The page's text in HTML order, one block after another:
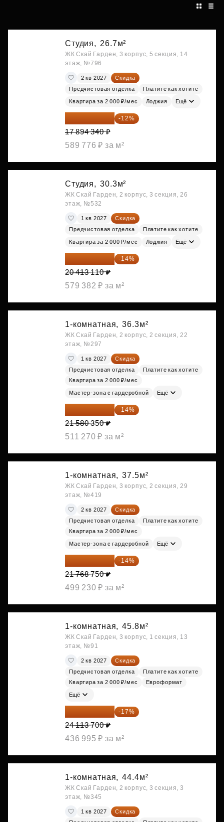
Студия, 26.7м²
ЖК Скай Гарден, 3 корпус, 5 секция, 14
этаж, №796
2 кв 2027
Скидка
Предчистовая отделка
Платите как хотите
Квартира за 2 000 ₽/мес Лоджия Ещё
15 747 019 ₽ -12%
17 894 340 ₽
589 776 ₽ за м²
Студия, 30.3м²
ЖК Скай Гарден, 2 корпус, 3 секция, 26
этаж, №532
1 кв 2027
Скидка
Предчистовая отделка
Платите как хотите
Квартира за 2 000 ₽/мес Лоджия Ещё
17 555 275 ₽ -14%
20 413 110 ₽
579 382 ₽ за м²
1-комнатная, 36.3м²
ЖК Скай Гарден, 2 корпус, 2 секция, 22
этаж, №297
1 кв 2027
Скидка
Предчистовая отделка
Платите как хотите
Квартира за 2 000 ₽/мес
Мастер-зона с гардеробной Ещё
18 559 101 ₽ -14%
21 580 350 ₽
511 270 ₽ за м²
1-комнатная, 37.5м²
ЖК Скай Гарден, 3 корпус, 2 секция, 29
этаж, №419
2 кв 2027
Скидка
Предчистовая отделка
Платите как хотите
Квартира за 2 000 ₽/мес
Мастер-зона с гардеробной Ещё
18 721 125 ₽ -14%
21 768 750 ₽
499 230 ₽ за м²
1-комнатная, 45.8м²
ЖК Скай Гарден, 3 корпус, 1 секция, 13
этаж, №91
2 кв 2027
Скидка
Предчистовая отделка
Платите как хотите
Квартира за 2 000 ₽/мес
Евроформат
Ещё
20 014 371 ₽ -17%
24 113 700 ₽
436 995 ₽ за м²
1-комнатная, 44.4м²
ЖК Скай Гарден, 2 корпус, 3 секция, 3
этаж, №345
1 кв 2027
Скидка